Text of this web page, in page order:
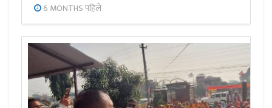
6 MONTHS पहिले